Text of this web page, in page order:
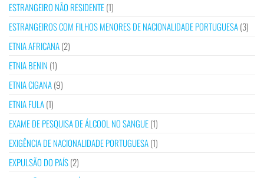
ESTRANGEIRO NÃO RESIDENTE(1)
ESTRANGEIROS COM FILHOS MENORES DE NACIONALIDADE PORTUGUESA(3)
ETNIA AFRICANA(2)
ETNIA BENIN (1)
ETNIA CIGANA(9)
ETNIA FULA(1)
EXAME DE PESQUISA DE ÁLCOOL NO SANGUE(1)
EXIGÊNCIA DE NACIONALIDADE PORTUGUESA(1)
EXPULSÃO DO PAÍS(2)